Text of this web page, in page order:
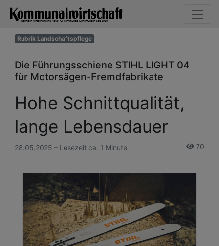
Rubrik Landschaftspflege
Die Führungsschiene STIHL LIGHT 04
für Motorsägen-Fremdfabrikate
Hohe Schnittqualität,
lange Lebensdauer
28.05.2025 – Lesezeit ca. 1 Minute 70